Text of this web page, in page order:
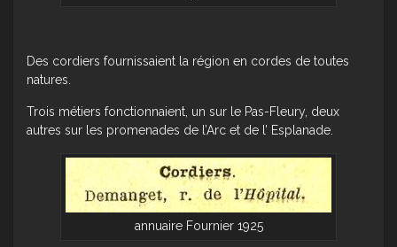
Des cordiers fournissaient la région en cordes de toutes
natures.
Trois métiers fonctionnaient, un sur le Pas-Fleury, deux
autres sur les promenades de l’Arc et de l’ Esplanade.
annuaire Fournier 1925